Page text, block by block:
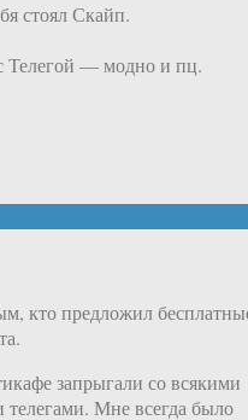
стоял Скайп.
Телегой — модно и пц.
кто предложил
запрыгали со всякими
Мне всегда было